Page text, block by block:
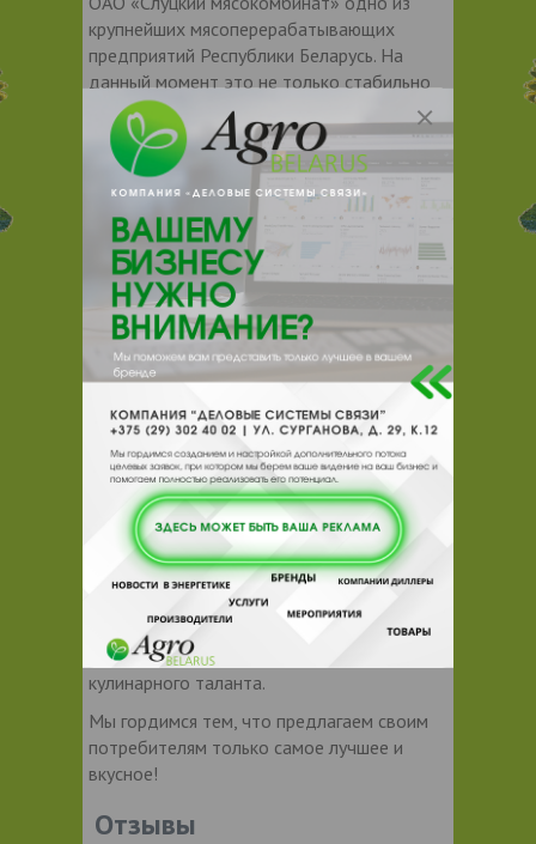
крупнейших мясоперерабатывающих
предприятий Республики Беларусь. На
данный момент это не только стабильно
развивающийся агрохолдинг, но и
обновлённое современное предприятие.
Ассортимент мясной продукции
производимой ОАО «Слуцкий
мясокомбинат» представлен следующими
видами:
мясо говядины и свинины;
колбасные изделия;
мясные полуфабрикаты;
жир говяжий и свиной пищевой;
шкуры говяжьи и свиные
мокросоленые;
консервы мясные и
мясорастительные.
Широкий ассортимент продукции ОАО
«Слуцкий мясокомбинат» постоянно
обновляется новыми видами.
Каждый продукт в линейке колбас и
мясных деликатесов от ОАО «Слуцкий
мясокомбинат» — это маленький шедевр
кулинарного таланта.
Мы гордимся тем, что предлагаем своим
потребителям только самое лучшее и
вкусное!
Отзывы